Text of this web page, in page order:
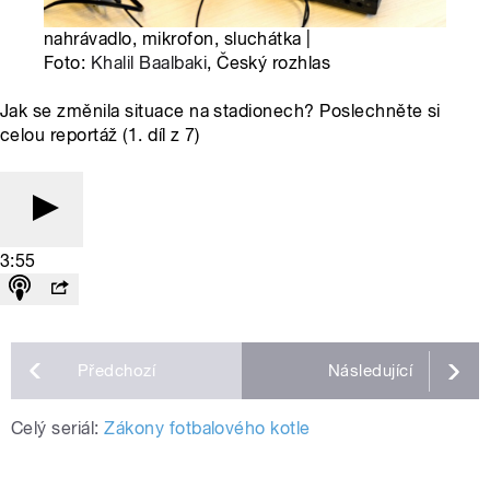
nahrávadlo, mikrofon, sluchátka |
Foto: Khalil Baalbaki, Český rozhlas
Jak se změnila situace na stadionech? Poslechněte si
celou reportáž (1. díl z 7)
3:55
Předchozí Následující
Celý seriál: Zákony fotbalového kotle